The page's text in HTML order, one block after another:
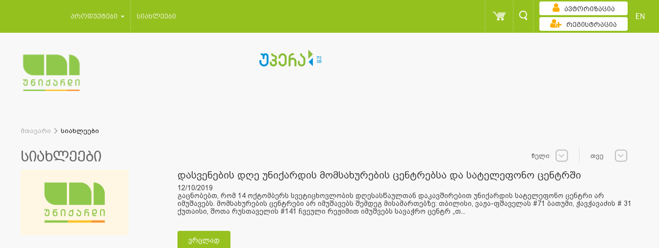
პროდუქტები სიახლეები
ავტორიზაცია
რეგისტრაცია
EN
მთავარი სიახლეები
სიახლეები წელი თვე
დასვენების დღე უნიქარდის მომსახურების ცენტრებსა და სატელეფონო ცენტრში
12/10/2019
გაცნობებთ, რომ 14 ოქტომბერს სვეტიცხოვლობის დღესასწაულთან დაკავშირებით უნიქარდის სატელეფონო ცენტრი არ
იმუშავებს. მომსახურების ცენტრები არ იმუშავებს შემდეგ მისამართებზე: თბილისი, ვაჟა-ფშაველას #71 ბათუმი, ჭავჭავაძის # 31
ქუთაისი, შოთა რუსთაველის #141 ჩვეული რეჟიმით იმუშვებს სავაჭრო ცენტრ „თ...
ვრცლად